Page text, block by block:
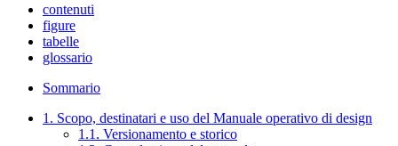
contenuti
figure
tabelle
glossario
Sommario
1. Scopo, destinatari e uso del Manuale operativo di design
1.1. Versionamento e storico